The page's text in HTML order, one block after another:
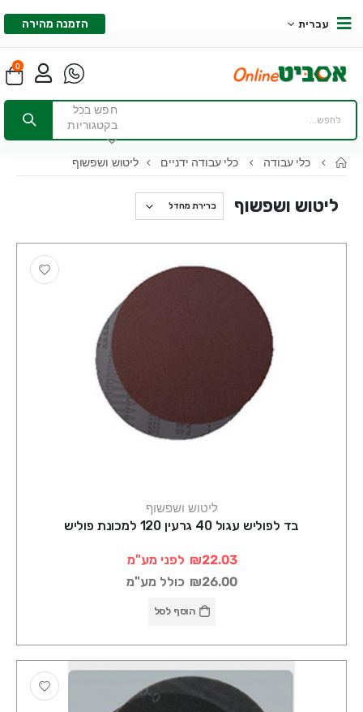
עברית הזמנה מהירה
0
חפש בכל
בקטגוריות
כלי עבודה כלי עבודה ידניים ליטוש ושפשוף
ליטוש ושפשוף
ליטוש ושפשוף
בד לפוליש עגול 40 גרעין 120 למכונת פוליש
₪22.03 לפני מע"מ
₪26.00 כולל מע"מ
הוסף לסל